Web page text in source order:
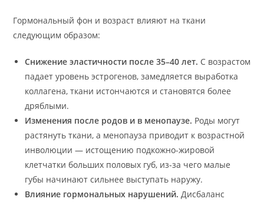
Гормональный фон и возраст влияют на ткани
следующим образом:
Снижение эластичности после 35–40 лет. С возрастом
падает уровень эстрогенов, замедляется выработка
коллагена, ткани истончаются и становятся более
дряблыми.
Изменения после родов и в менопаузе. Роды могут
растянуть ткани, а менопауза приводит к возрастной
инволюции — истощению подкожно-жировой
клетчатки больших половых губ, из-за чего малые
губы начинают сильнее выступать наружу.
Влияние гормональных нарушений. Дисбаланс